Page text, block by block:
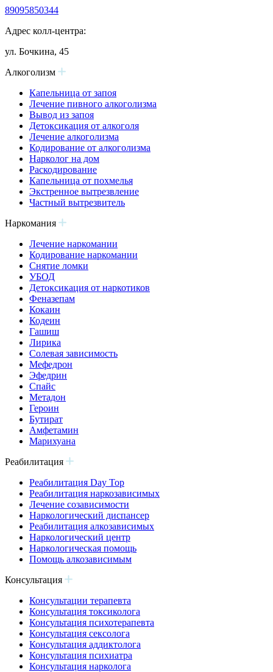
89095850344
Адрес колл-центра:
ул. Бочкина, 45
Алкоголизм
Капельница от запоя
Лечение пивного алкоголизма
Вывод из запоя
Детоксикация от алкоголя
Лечение алкоголизма
Кодирование от алкоголизма
Нарколог на дом
Раскодирование
Капельница от похмелья
Экстренное вытрезвление
Частный вытрезвитель
Наркомания
Лечение наркомании
Кодирование наркомании
Снятие ломки
УБОД
Детоксикация от наркотиков
Феназепам
Кокаин
Кодеин
Гашиш
Лирика
Солевая зависимость
Мефедрон
Эфедрин
Спайс
Метадон
Героин
Бутират
Амфетамин
Марихуана
Реабилитация
Реабилитация Day Top
Реабилитация наркозависимых
Лечение созависимости
Наркологический диспансер
Реабилитация алкозависимых
Наркологический центр
Наркологическая помощь
Помощь алкозависимым
Консультация
Консультации терапевта
Консультация токсиколога
Консультация психотерапевта
Консультация сексолога
Консультация аддиктолога
Консультация психиатра
Консультация нарколога